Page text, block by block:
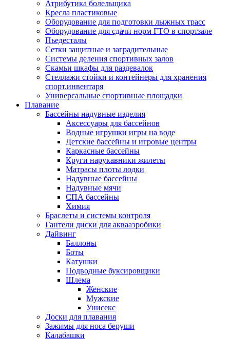
Атрибутика болельщика
Кресла пластиковые
Оборудование для подготовки лыжных трасс
Оборудование для сдачи норм ГТО в спортзале
Пьедесталы
Сетки защитные и заградительные
Системы деления спортивных залов
Скамьи шкафы для раздевалок
Стеллажи стойки и контейнеры для хранения
спорт.инвентаря
Универсальные спортивные площадки
Плавание
Бассейны надувные изделия
Аксессуары для бассейнов
Водные игрушки игры на воде
Детские бассейны и игровые центры
Каркасные бассейны
Круги нарукавники жилеты
Матрасы плоты лодки
Надувные бассейны
Надувные мячи
СПА бассейны
Химия
Браслеты и системы контроля
Гантели диски для аквааэробики
Дайвинг
Баллоны
Боты
Катушки
Подводные буксировщики
Шлема
Женские
Мужские
Унисекс
Доски для плавания
Зажимы для носа беруши
Калабашки